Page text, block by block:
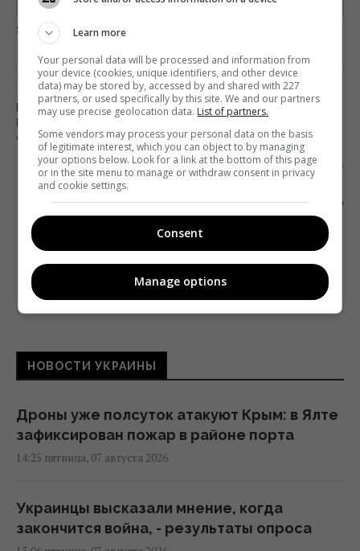
загрузка...
Предыдущий пост
МИНИСТЕРСТВО ЦИФРОВОЙ ТРАНСФОРМАЦИИ
СОТРУДНИЧЕСТВЕ
Следующий пост
СЕРИАЛЬНАЯ ПРЕЗЕНТАЦИЯ STARLIGHTMEDIA:
АДАПТАЦИЯ «ХОРОШЕЙ ЖЕНЫ», СИТКОМ О
ДОМОВОМ ЛЮБЧИКЕ И КОПРОДУКЦИЯ С SONY
И «ДИЗЕЛЬ СТУДИО»
НОВОСТИ УКРАИНЫ
Дроны уже полсуток атакуют Крым: в Ялте
зафиксирован пожар в районе порта
14:25 пятница, 07 августа 2026
Украинцы высказали мнение, когда
закончится война, - результаты опроса
Learn more
Your personal data will be processed and information from
your device (cookies, unique identifiers, and other device
data) may be stored by, accessed by and shared with 227
partners, or used specifically by this site. We and our partners
may use precise geolocation data. List of partners.
Some vendors may process your personal data on the basis
of legitimate interest, which you can object to by managing
your options below. Look for a link at the bottom of this page
or in the site menu to manage or withdraw consent in privacy
and cookie settings.
Consent
Manage options